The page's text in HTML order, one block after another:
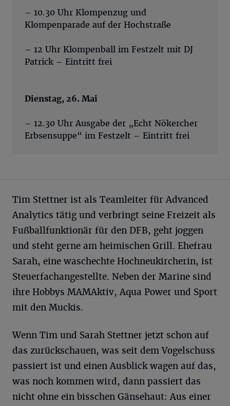
– 10.30 Uhr Klompenzug und
Klompenparade auf der Hochstraße
– 12 Uhr Klompenball im Festzelt mit DJ
Patrick – Eintritt frei
Dienstag, 26. Mai
– 12.30 Uhr Ausgabe der „Echt Nökercher
Erbsensuppe“ im Festzelt – Eintritt frei
Tim Stettner ist als Teamleiter für Advanced
Analytics tätig und verbringt seine Freizeit als
Fußballfunktionär für den DFB, geht joggen
und steht gerne am heimischen Grill. Ehefrau
Sarah, eine waschechte Hochneukircherin, ist
Steuerfachangestellte. Neben der Marine sind
ihre Hobbys MAMAktiv, Aqua Power und Sport
mit den Muckis.
Wenn Tim und Sarah Stettner jetzt schon auf
das zurückschauen, was seit dem Vogelschuss
passiert ist und einen Ausblick wagen auf das,
was noch kommen wird, dann passiert das
nicht ohne ein bisschen Gänsehaut: Aus einer